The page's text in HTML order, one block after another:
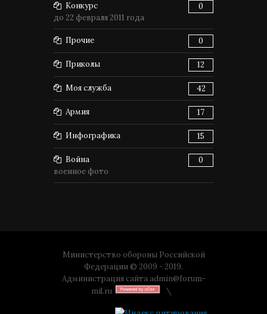
Конкурс
0
до 22 февраля 2011 года
Прочие 0
Приколы 12
Моя служба 42
Армия 17
Инфографика 15
Война
0
военное фото
Министерство обороны Российской
Федерации © 2009 - 2019.
Администрация сайта admin@forum-
mil.ru